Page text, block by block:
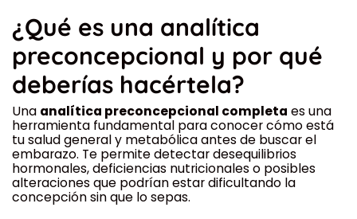
¿Qué es una analítica
preconcepcional y por qué
deberías hacértela?
Una analítica preconcepcional completa es una
herramienta fundamental para conocer cómo está
tu salud general y metabólica antes de buscar el
embarazo. Te permite detectar desequilibrios
hormonales, deficiencias nutricionales o posibles
alteraciones que podrían estar dificultando la
concepción sin que lo sepas.